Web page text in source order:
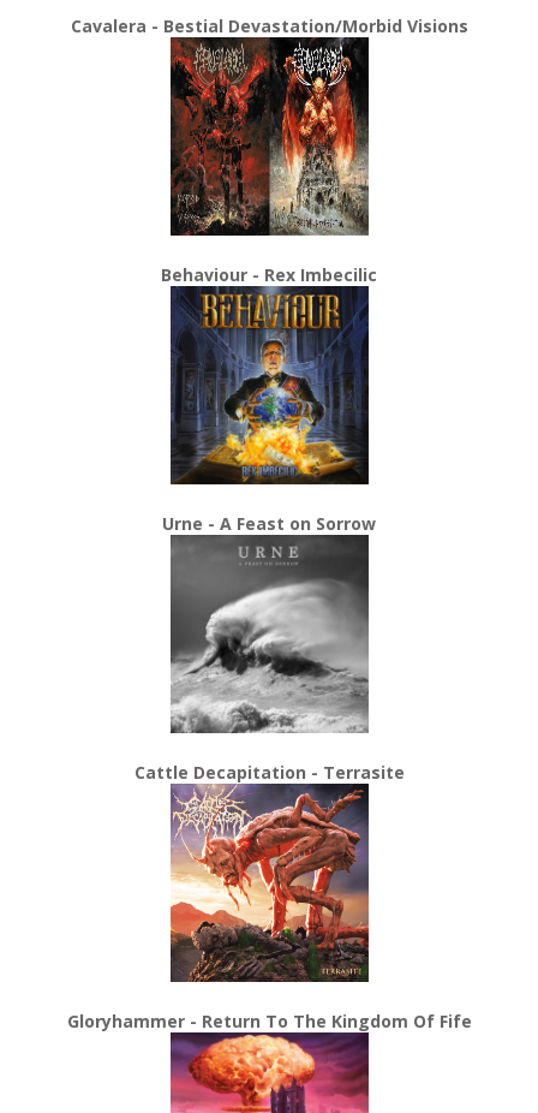
Cavalera - Bestial Devastation/Morbid Visions
Behaviour - Rex Imbecilic
Urne - A Feast on Sorrow
Cattle Decapitation - Terrasite
Gloryhammer - Return To The Kingdom Of Fife